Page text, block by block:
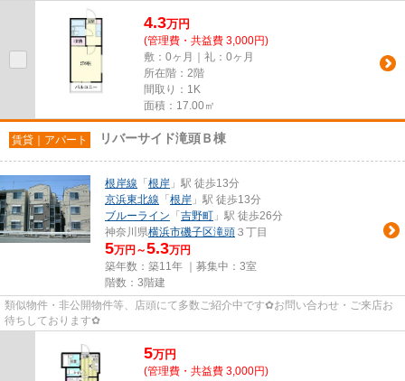
4.3万円
(管理費・共益費 3,000円)
敷：0ヶ月｜礼：0ヶ月
所在階：2階
間取り：1K
面積：17.00㎡
賃貸｜アパート リバーサイド滝頭Ｂ棟
根岸線 「 根岸 」駅 徒歩13分
京浜東北線 「 根岸 」駅 徒歩13分
ブルーライン 「 吉野町 」駅 徒歩26分
神奈川県横浜市磯子区滝頭 ３丁目
5万円～5.3万円
築年数：築11年 ｜募集中： 3室
階数：3階建
類似物件・非公開物件等、店頭にて多数ご紹介中です✿お問い合わせ・ご来店お
待ちしております✿
5万円
(管理費・共益費 3,000円)